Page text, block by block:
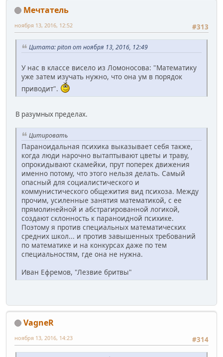
Мечтатель
#313
ноября 13, 2016, 12:52
Цитата: piton от ноября 13, 2016, 12:49
У нас в классе висело из Ломоносова: "Математику
уже затем изучать нужно, что она ум в порядок
приводит".
В разумных пределах.
Цитировать
Параноидальная психика выказывает себя также,
когда люди нарочно вытаптывают цветы и траву,
опрокидывают скамейки, прут поперек движения
именно потому, что этого нельзя делать. Самый
опасный для социалистического и
коммунистического общежития вид психоза. Между
прочим, усиленные занятия математикой, с ее
прямолинейной и абстрагированной логикой,
создают склонность к параноидной психике.
Поэтому я против специальных математических
средних школ... и против завышенных требований
по математике и на конкурсах даже по тем
специальностям, где она не нужна.
Иван Ефремов, "Лезвие бритвы"
VagneR
#314
ноября 13, 2016, 14:23